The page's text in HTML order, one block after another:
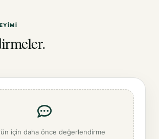
için daha önce değerlendirme